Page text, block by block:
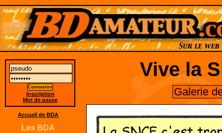
Vive la
Galerie
Inscription
Mot de passe
Accueil de BDA
Les BDA